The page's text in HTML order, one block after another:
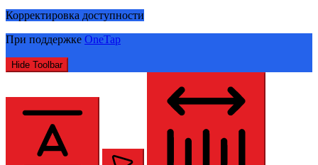
Корректировка доступности
При поддержке OneTap
Hide Toolbar